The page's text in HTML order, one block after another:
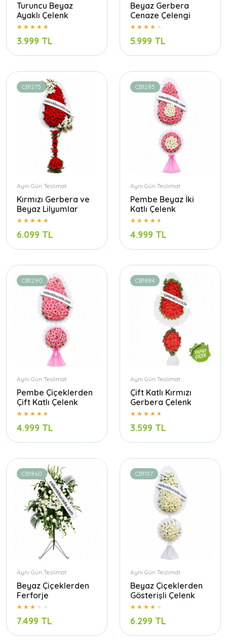
Turuncu Beyaz
Ayaklı Çelenk
3.999 TL
Beyaz Gerbera
Cenaze Çelengi
5.999 TL
CB1275
Aynı Gün Teslimat
Kırmızı Gerbera ve
Beyaz Lilyumlar
6.099 TL
CB1285
Aynı Gün Teslimat
Pembe Beyaz İki
Katlı Çelenk
4.999 TL
CB1290
Aynı Gün Teslimat
Pembe Çiçeklerden
Çift Katlı Çelenk
4.999 TL
CB1884
Aynı Gün Teslimat
Çift Katlı Kırmızı
Gerbera Çelenk
3.599 TL
CB1860
Aynı Gün Teslimat
Beyaz Çiçeklerden
Ferforje
7.499 TL
CB1157
Aynı Gün Teslimat
Beyaz Çiçeklerden
Gösterişli Çelenk
6.299 TL